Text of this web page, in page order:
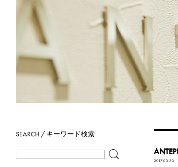
SEARCH / キーワード検索
2017.03.30